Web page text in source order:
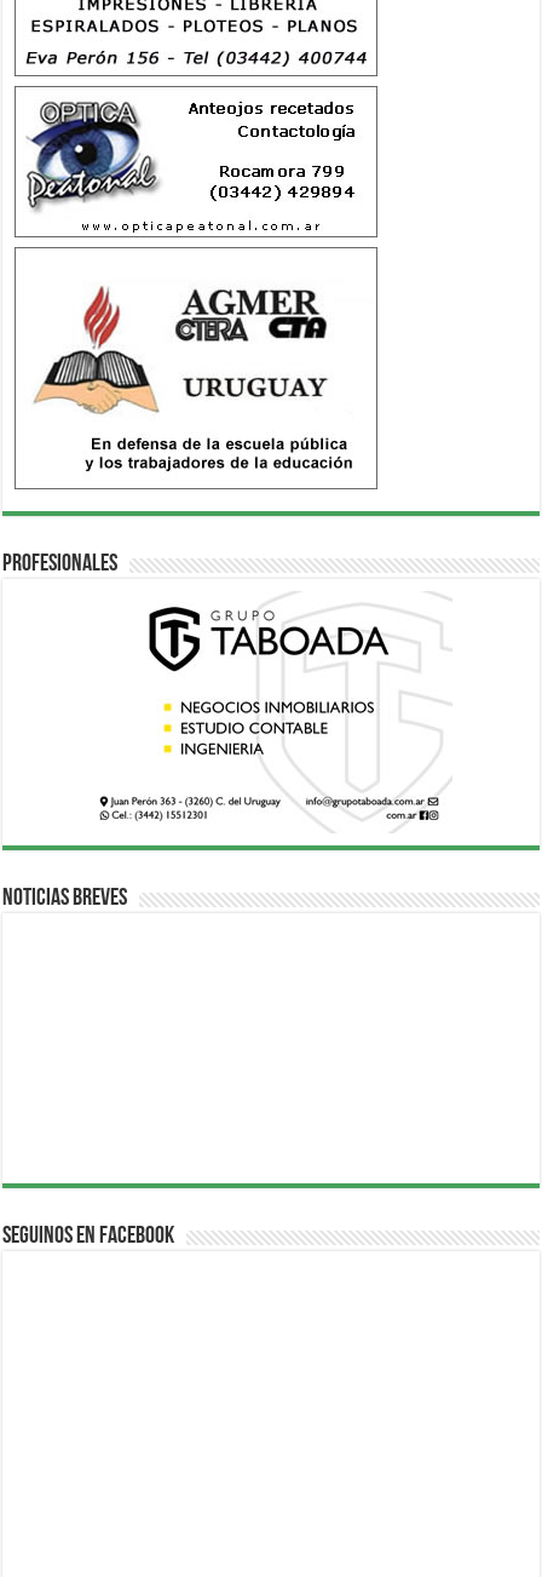
Profesionales
Noticias breves
Seguinos en Facebook